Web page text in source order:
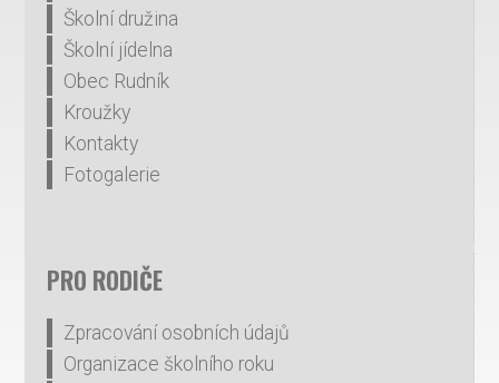
Školní družina
Školní jídelna
Obec Rudník
Kroužky
Kontakty
Fotogalerie
PRO RODIČE
Zpracování osobních údajů
Organizace školního roku